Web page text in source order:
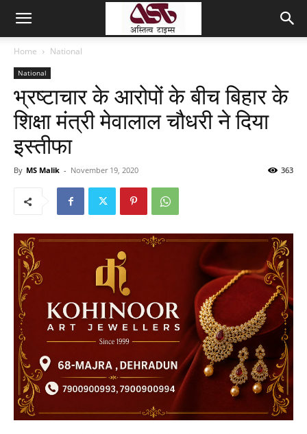
Home National
National
भ्रष्टाचार के आरोपों के बीच बिहार के
श‍िक्षा मंत्री मेवालाल चौधरी ने दिया
इस्तीफा
By MS Malik - November 19, 2020 363